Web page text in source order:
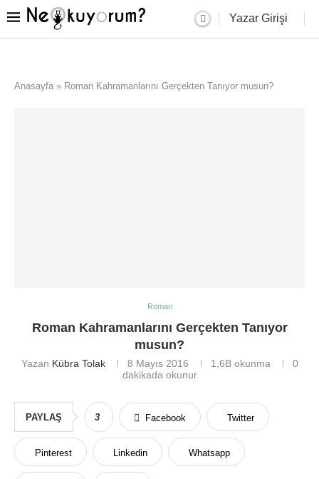
Yazar Girişi
Anasayfa » Roman Kahramanlarını Gerçekten Tanıyor musun?
Roman
Roman Kahramanlarını Gerçekten Tanıyor
musun?
Yazan Kübra Tolak 8 Mayıs 2016 1,6Bokunma
0
dakikada okunur
PAYLAŞ 3 Facebook Twitter
Pinterest Linkedin Whatsapp